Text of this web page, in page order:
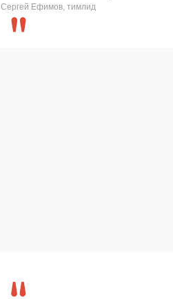
Сергей Ефимов, тимлид